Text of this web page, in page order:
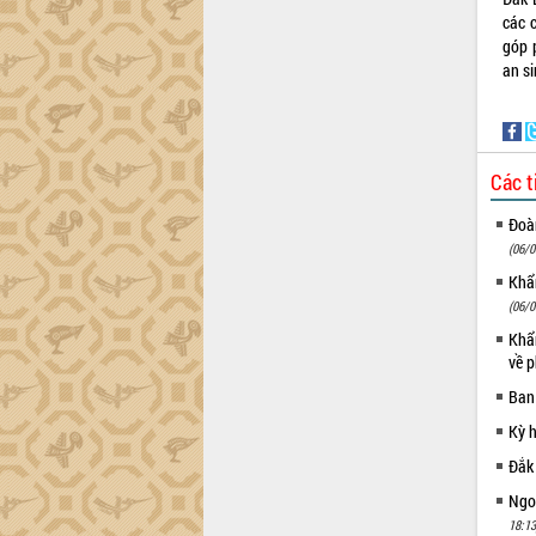
các
góp
an
Các
(06/
(06/
về
Kỳ